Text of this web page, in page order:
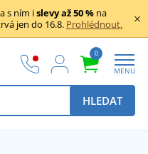
s ním islevy až 50 % na
jen do 16.8. Prohlédnout.
0
MENU
HLEDAT